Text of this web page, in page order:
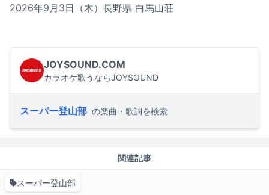
2026年9月3日（木）長野県 白馬山荘
JOYSOUND.COM
カラオケ歌うならJOYSOUND
スーパー登山部 の楽曲・歌詞を検索
関連記事
スーパー登山部